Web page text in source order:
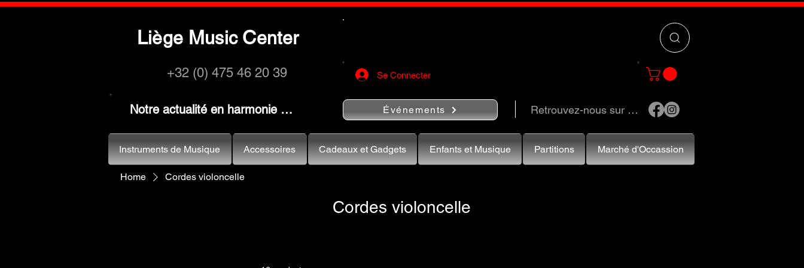
Liège Music Center
+32 (0) 475 46 20 39 Se Connecter
Notre actualité en harmonie … Événements Retrouvez-nous sur …
Home Cordes violoncelle
Cordes violoncelle
Instruments de Musique Accessoires Cadeaux et Gadgets Enfants et Musique Partitions Marché d'Occassion